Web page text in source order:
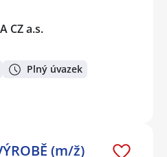
CZ a.s.
Plný úvazek
(m/ž)